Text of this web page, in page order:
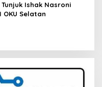
Tunjuk Ishak Nasroni
OKU Selatan